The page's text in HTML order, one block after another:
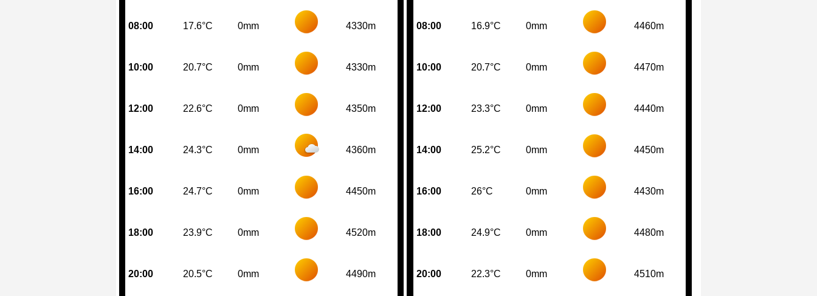
08:00 17.6°C 0mm 4330m
10:00 20.7°C 0mm 4330m
12:00 22.6°C 0mm 4350m
14:00 24.3°C 0mm 4360m
16:00 24.7°C 0mm 4450m
18:00 23.9°C 0mm 4520m
20:00 20.5°C 0mm 4490m
08:00 16.9°C 0mm 4460m
10:00 20.7°C 0mm 4470m
12:00 23.3°C 0mm 4440m
14:00 25.2°C 0mm 4450m
16:00 26°C 0mm 4430m
18:00 24.9°C 0mm 4480m
20:00 22.3°C 0mm 4510m